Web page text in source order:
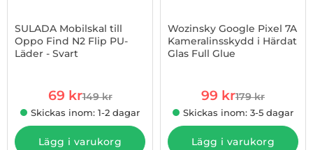
SULADA Mobilskal till
Oppo Find N2 Flip PU-
Läder - Svart
rea pris
69 krtidigare pris
149 kr
Skickas inom: 1-2 dagar
Lägg i varukorg
Wozinsky Google Pixel 7A
Kameralinsskydd i Härdat
Glas Full Glue
rea pris
99 krtidigare pris
179 kr
Skickas inom: 3-5 dagar
Lägg i varukorg